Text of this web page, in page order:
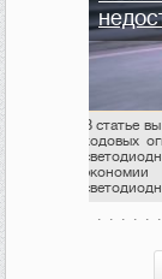
В статье
ходовых